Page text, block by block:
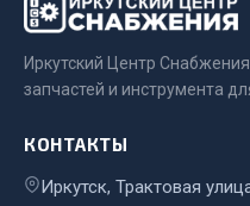
Весь раздел
Автолампы
Иркутский Центр
запчастей и инструмента
КОНТАКТЫ
Иркутск, Трактовая